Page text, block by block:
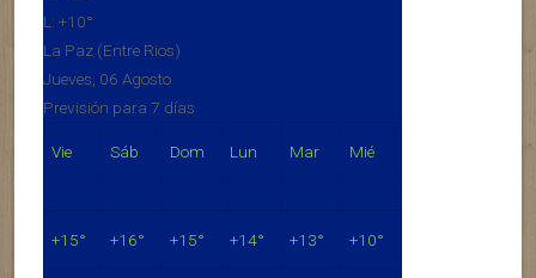
L: +10°
La Paz (Entre Rios)
Jueves, 06 Agosto
Previsión para 7 días
Vie Sáb Dom Lun Mar Mié
+15° +16° +15° +14° +13° +10°